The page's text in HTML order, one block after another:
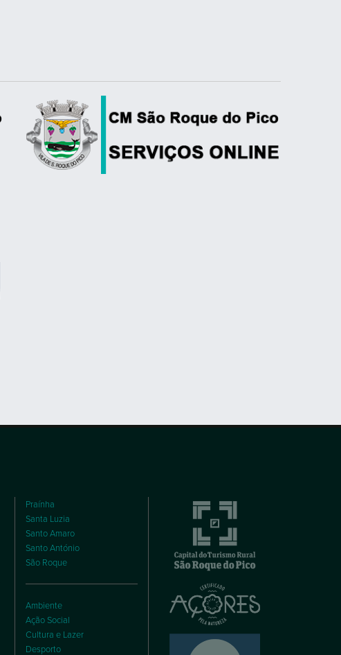
Praínha
Santa Luzia
Santo Amaro
Santo António
São Roque
Ambiente
Ação Social
Cultura e Lazer
Desporto